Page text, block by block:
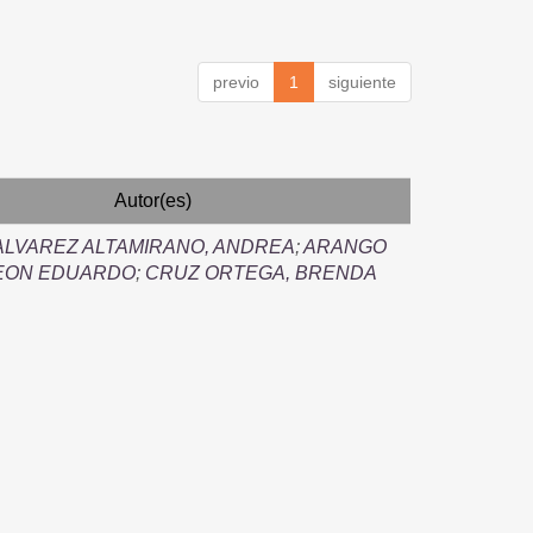
previo 1 siguiente
Autor(es)
ALTAMIRANO, ANDREA;ARANGO
EDUARDO; CRUZ ORTEGA, BRENDA